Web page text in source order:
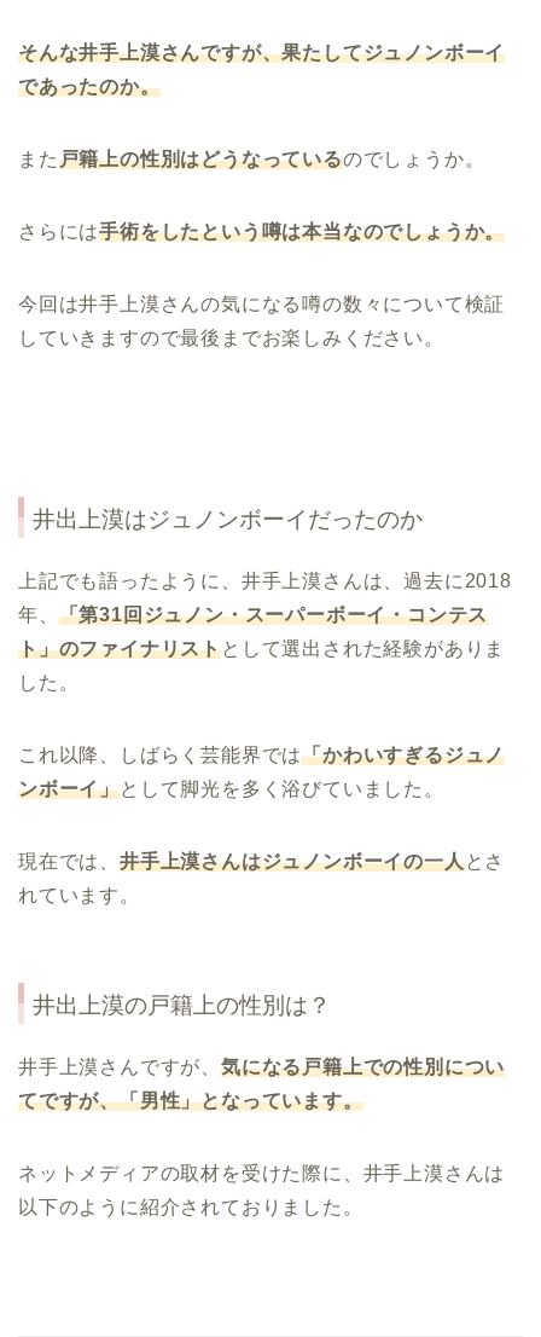
そんな井手上漠さんですが、果たしてジュノンボーイ
であったのか。
また戸籍上の性別はどうなっているのでしょうか。
さらには手術をしたという噂は本当なのでしょうか。
今回は井手上漠さんの気になる噂の数々について検証
していきますので最後までお楽しみください。
井出上漠はジュノンボーイだったのか
上記でも語ったように、井手上漠さんは、過去に2018
年、 「第31回ジュノン・スーパーボーイ・コンテス
ト」のファイナリストとして選出された経験がありま
した。
これ以降、しばらく芸能界では「かわいすぎるジュノ
ンボーイ」として脚光を多く浴びていました。
現在では、 井手上漠さんはジュノンボーイの一人とさ
れています。
井出上漠の戸籍上の性別は？
井手上漠さんですが、 気になる戸籍上での性別につい
てですが、「男性」となっています。
ネットメディアの取材を受けた際に、井手上漠さんは
以下のように紹介されておりました。